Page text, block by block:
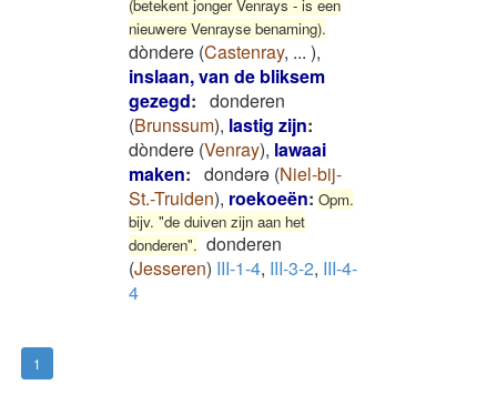
(betekent jonger Venrays - is een
nieuwere Venrayse benaming).
dòndere (Castenray, ... ),
inslaan, van de bliksem
gezegd: donderen
(Brunssum), lastig zijn:
dòndere (Venray), lawaai
maken: dondərə (Niel-bij-
St.-Truiden), roekoeën: Opm.
bijv. "de duiven zijn aan het
donderen". donderen
(Jesseren) III-1-4, III-3-2, III-4-
4
1